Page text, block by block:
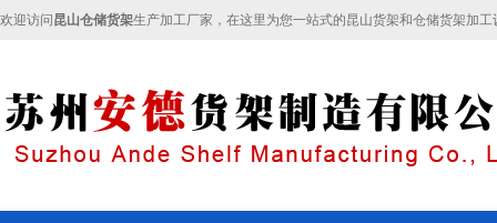
欢迎访问 昆山仓储货架生产加工厂家，在这里为您一站式的昆山货架和仓储货架加工